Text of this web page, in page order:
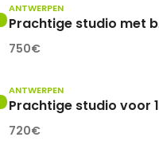
ANTWERPEN
750€
ANTWERPEN
720€